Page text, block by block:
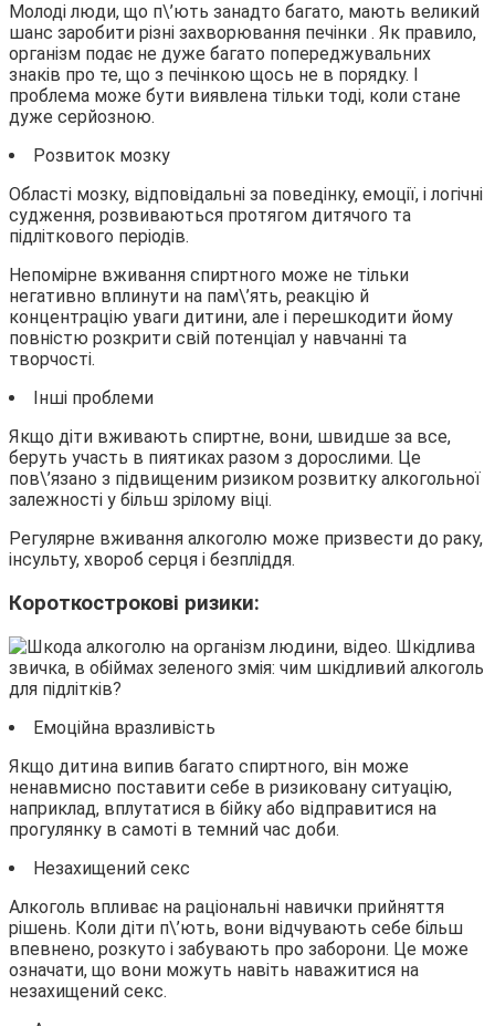
Молоді люди, що п\’ють занадто багато, мають великий
шанс заробити різні захворювання печінки . Як правило,
організм подає не дуже багато попереджувальних
знаків про те, що з печінкою щось не в порядку. І
проблема може бути виявлена тільки тоді, коли стане
дуже серйозною.
Розвиток мозку
Області мозку, відповідальні за поведінку, емоції, і логічні
судження, розвиваються протягом дитячого та
підліткового періодів.
Непомірне вживання спиртного може не тільки
негативно вплинути на пам\’ять, реакцію й
концентрацію уваги дитини, але і перешкодити йому
повністю розкрити свій потенціал у навчанні та
творчості.
Інші проблеми
Якщо діти вживають спиртне, вони, швидше за все,
беруть участь в пиятиках разом з дорослими. Це
пов\’язано з підвищеним ризиком розвитку алкогольної
залежності у більш зрілому віці.
Регулярне вживання алкоголю може призвести до раку,
інсульту, хвороб серця і безпліддя.
Короткострокові ризики:
Емоційна вразливість
Якщо дитина випив багато спиртного, він може
ненавмисно поставити себе в ризиковану ситуацію,
наприклад, вплутатися в бійку або відправитися на
прогулянку в самоті в темний час доби.
Незахищений секс
Алкоголь впливає на раціональні навички прийняття
рішень. Коли діти п\’ють, вони відчувають себе більш
впевнено, розкуто і забувають про заборони. Це може
означати, що вони можуть навіть наважитися на
незахищений секс.